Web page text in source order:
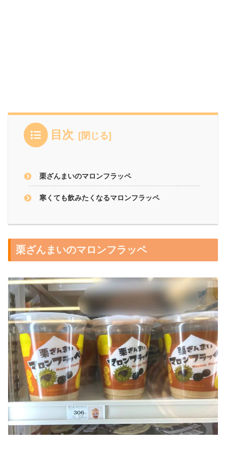
目次
栗ざんまいのマロンフラッペ
寒くても飲みたくなるマロンフラッペ
栗ざんまいのマロンフラッペ